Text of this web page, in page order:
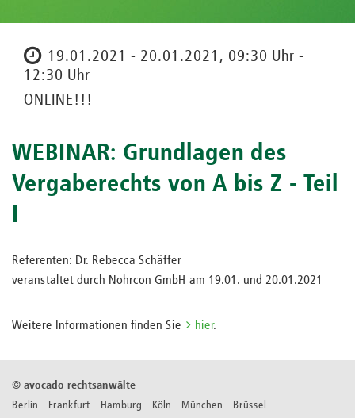
19.01.2021 - 20.01.2021, 09:30 Uhr -
12:30 Uhr
ONLINE!!!
WEBINAR: Grundlagen des
Vergaberechts von A bis Z - Teil
I
Referenten: Dr. Rebecca Schäffer
veranstaltet durch Nohrcon GmbH am 19.01. und 20.01.2021
Weitere Informationen finden Sie hier.
© avocado rechtsanwälte
Berlin Frankfurt Hamburg Köln München Brüssel